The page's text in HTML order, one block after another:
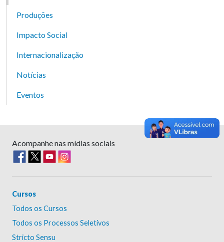
Produções
Impacto Social
Internacionalização
Notícias
Eventos
Acompanhe nas mídias sociais
Cursos
Todos os Cursos
Todos os Processos Seletivos
Stricto Sensu